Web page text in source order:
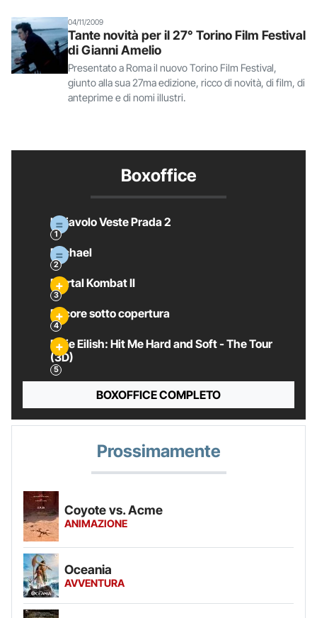
04/11/2009
Tante novità per il 27° Torino Film Festival
di Gianni Amelio
Presentato a Roma il nuovo Torino Film Festival,
giunto alla sua 27ma edizione, ricco di novità, di film, di
anteprime e di nomi illustri.
Boxoffice
Il Diavolo Veste Prada 2
Michael
Mortal Kombat II
Pecore sotto copertura
Billie Eilish: Hit Me Hard and Soft - The Tour
(3D)
BOXOFFICE COMPLETO
Prossimamente
Coyote vs. Acme
ANIMAZIONE
Oceania
AVVENTURA